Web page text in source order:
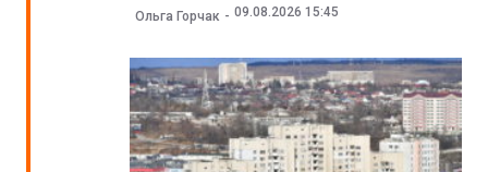
Ольга Горчак 09.08.2026 15:45